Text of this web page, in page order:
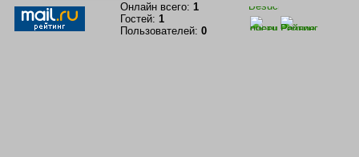
Онлайн всего: 1
Гостей: 1
Пользователей: 0